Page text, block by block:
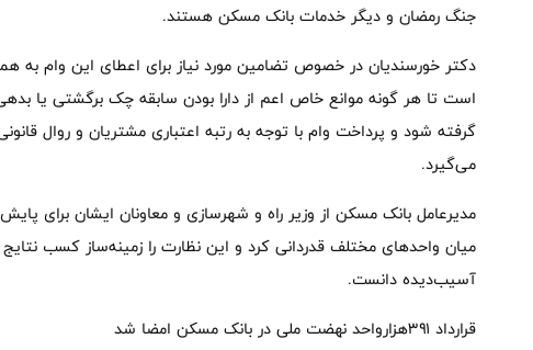
جنگ رمضان و دیگر خدمات بانک مسکن هستند.
دکتر خورسندیان در خصوص تضامین مورد نیاز برای اعطای این وام
است تا هر گونه موانع خاص اعم از دارا بودن سابقه چک برگشتی یا
گرفته شود و پرداخت وام با توجه به رتبه اعتباری مشتریان و روال
می‌گیرد.
مدیرعامل بانک مسکن از وزیر راه و شهرسازی و معاونان ایشان برای
میان واحدهای مختلف قدردانی کرد و این نظارت را زمینه‌ساز کسب
آسیب‌دیده دانست.
قرارداد ۳۹۱هزارواحد نهضت ملی در بانک مسکن امضا شد